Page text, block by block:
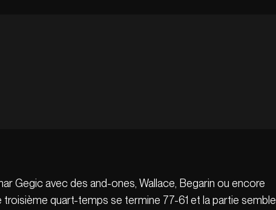
Gegic avec des and-ones, Wallace, Begarin ou encore
troisième quart-temps se termine 77-61 et la partie semble